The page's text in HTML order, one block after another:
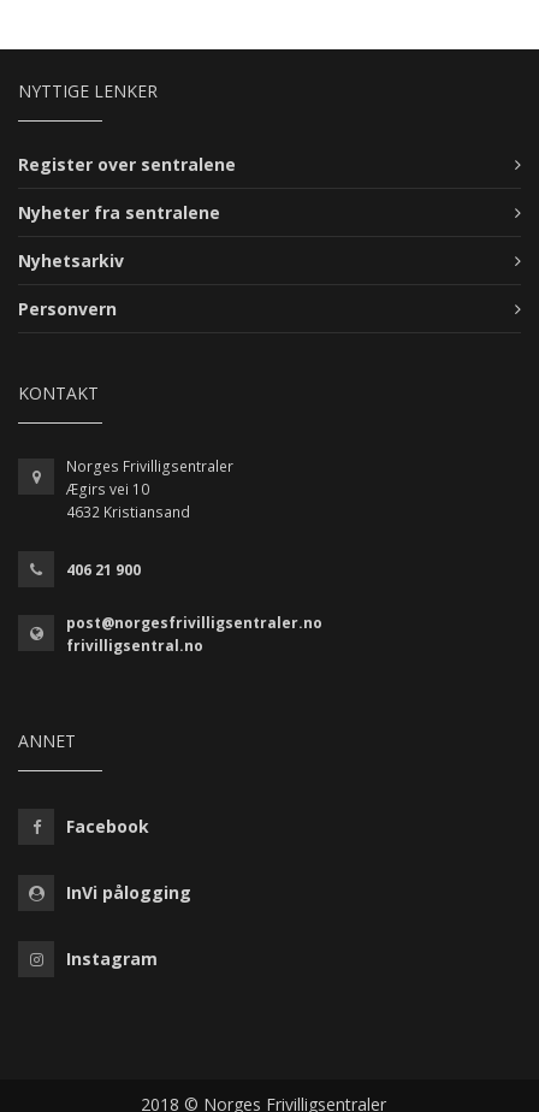
NYTTIGE LENKER
Register over sentralene
Nyheter fra sentralene
Nyhetsarkiv
Personvern
KONTAKT
Norges Frivilligsentraler
Ægirs vei 10
4632 Kristiansand
406 21 900
post@norgesfrivilligsentraler.no
frivilligsentral.no
ANNET
Facebook
InVi pålogging
Instagram
2018 © Norges Frivilligsentraler